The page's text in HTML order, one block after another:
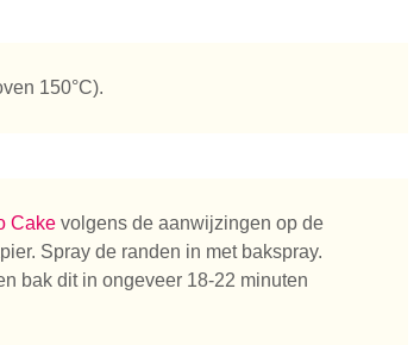
150°C).
Cake volgens de aanwijzingen op de
Spray de randen in met bakspray.
bak dit in ongeveer 18-22 minuten